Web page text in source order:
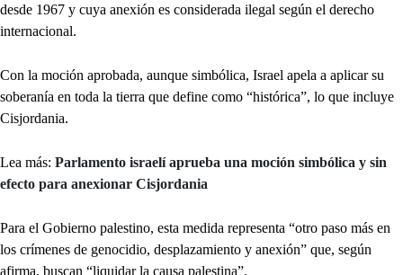
desde 1967 y cuya anexión es considerada ilegal según el derecho
internacional.
Con la moción aprobada, aunque simbólica, Israel apela a aplicar su
soberanía en toda la tierra que define como “histórica”, lo que incluye
Cisjordania.
Lea más: Parlamento israelí aprueba una moción simbólica y sin
efecto para anexionar Cisjordania
Para el Gobierno palestino, esta medida representa “otro paso más en
los crímenes de genocidio, desplazamiento y anexión” que, según
afirma, buscan “liquidar la causa palestina”.